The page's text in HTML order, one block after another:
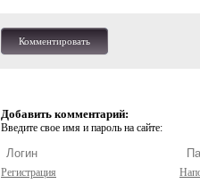
Комментировать
Добавить комментарий:
Введите свое имя и пароль на сайте:
Регистрация